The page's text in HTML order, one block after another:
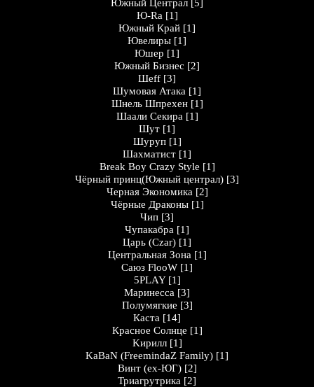
Южный Централ [5]
Ю-Ra [1]
Южный Край [1]
Ювелиры [1]
Юшер [1]
Южный Бизнес [2]
Шеff [3]
Шумовая Атака [1]
Шнель Шпрехен [1]
Шаали Секира [1]
Шут [1]
Шуруп [1]
Шахматист [1]
Break Boy Crazy Style [1]
Чёрный принц(Южный централ) [3]
Черная Экономика [2]
Чёрные Драконы [1]
Чип [3]
Чупакабра [1]
Царь (Czar) [1]
Центральная Зона [1]
Саюз FlooW [1]
5PLAY [1]
Маринесса [3]
Полумягкие [3]
Каста [14]
Кpaснoе Солнцe [1]
Kирилл [1]
KaBaN (FreemindaZ Family) [1]
Винт (ex-ЮГ) [2]
Триагрутрика [2]